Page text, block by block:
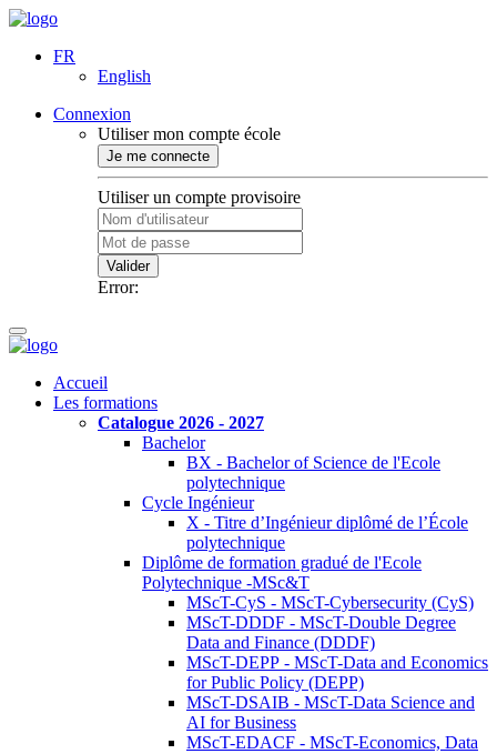
FR
English
Connexion
Utiliser mon compte école
Je me connecte
Utiliser un compte provisoire
Valider
Error:
Accueil
Les formations
Catalogue 2026 - 2027
Bachelor
BX - Bachelor of Science de l'Ecole
polytechnique
Cycle Ingénieur
X - Titre d’Ingénieur diplômé de l’École
polytechnique
Diplôme de formation gradué de l'Ecole
Polytechnique -MSc&T
MScT-CyS - MScT-Cybersecurity (CyS)
MScT-DDDF - MScT-Double Degree
Data and Finance (DDDF)
MScT-DEPP - MScT-Data and Economics
for Public Policy (DEPP)
MScT-DSAIB - MScT-Data Science and
AI for Business
MScT-EDACF - MScT-Economics, Data